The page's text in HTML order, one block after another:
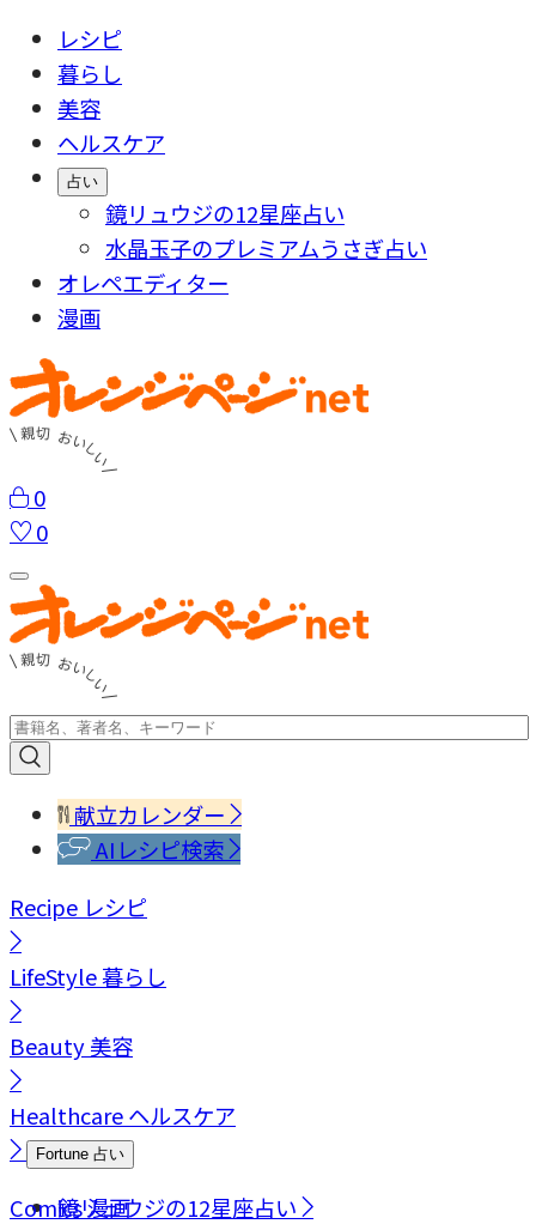
レシピ
暮らし
美容
ヘルスケア
占い
鏡リュウジの12星座占い
水晶玉子のプレミアムうさぎ占い
オレペエディター
漫画
0
0
献立カレンダー
AIレシピ検索
Recipe レシピ
LifeStyle暮らし
Beauty美容
Healthcareヘルスケア
Fortune 占い
鏡リュウジの12星座占い
Comics漫画